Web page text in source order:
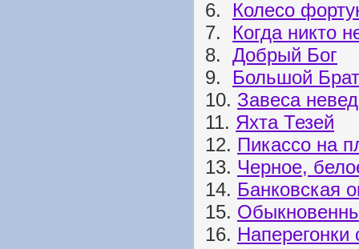
6. Колесо
7. Когда никто
8. Добрый Бог
9. Большой Брат
10. Завеса
11. Яхта Тезей
12. Пикассо на
13. Черное,
14. Банковская
15.
16. Наперегонки